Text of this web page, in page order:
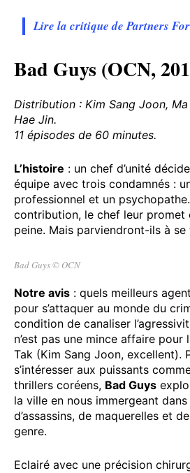
Lire la critique de Partners
Bad Guys (OCN,
Distribution : Kim Sang Joon,
Hae Jin.
11 épisodes de 60 minutes.
L’histoire : un chef d’unité
équipe avec trois condamnés :
professionnel et un
contribution, le chef leur promet
peine. Mais parviendront-ils à
Bad Guys © OCN
Notre avis : quels meilleurs
pour s’attaquer au monde du
condition de canaliser
n’est pas une mince affaire pour
Tak (Kim Sang Joon, excellent).
s’intéresser aux puissants
thrillers coréens, Bad Guys
la ville en nous immergeant
d’assassins, de maquerelles et
genre.
Eclairé avec une précision